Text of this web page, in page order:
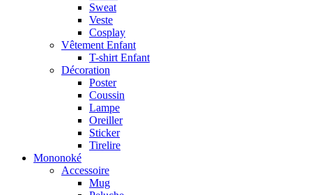
Sweat
Veste
Cosplay
Vêtement Enfant
T-shirt Enfant
Décoration
Poster
Coussin
Lampe
Oreiller
Sticker
Tirelire
Mononoké
Accessoire
Mug